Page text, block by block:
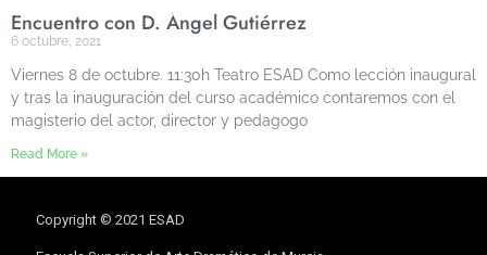
Encuentro con D. Ángel Gutiérrez
6 octubre, 2021
Viernes 8 de octubre. 11:30h Teatro ESAD Como lección inaugural
y tras la inauguración del curso académico contaremos con el
magisterio del actor, director y pedagogo
Read More »
Copyright © 2021 ESAD